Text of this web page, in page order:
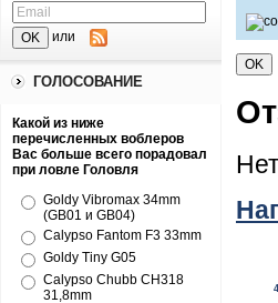
или
ГОЛОСОВАНИЕ
Какой из ниже
перечисленных воблеров
Вас больше всего порадовал
при ловле Головля
Goldy Vibromax 34mm
(GB01 и GB04)
Calypso Fantom F3 33mm
Goldy Tiny G05
Calypso Chubb CH318
31,8mm